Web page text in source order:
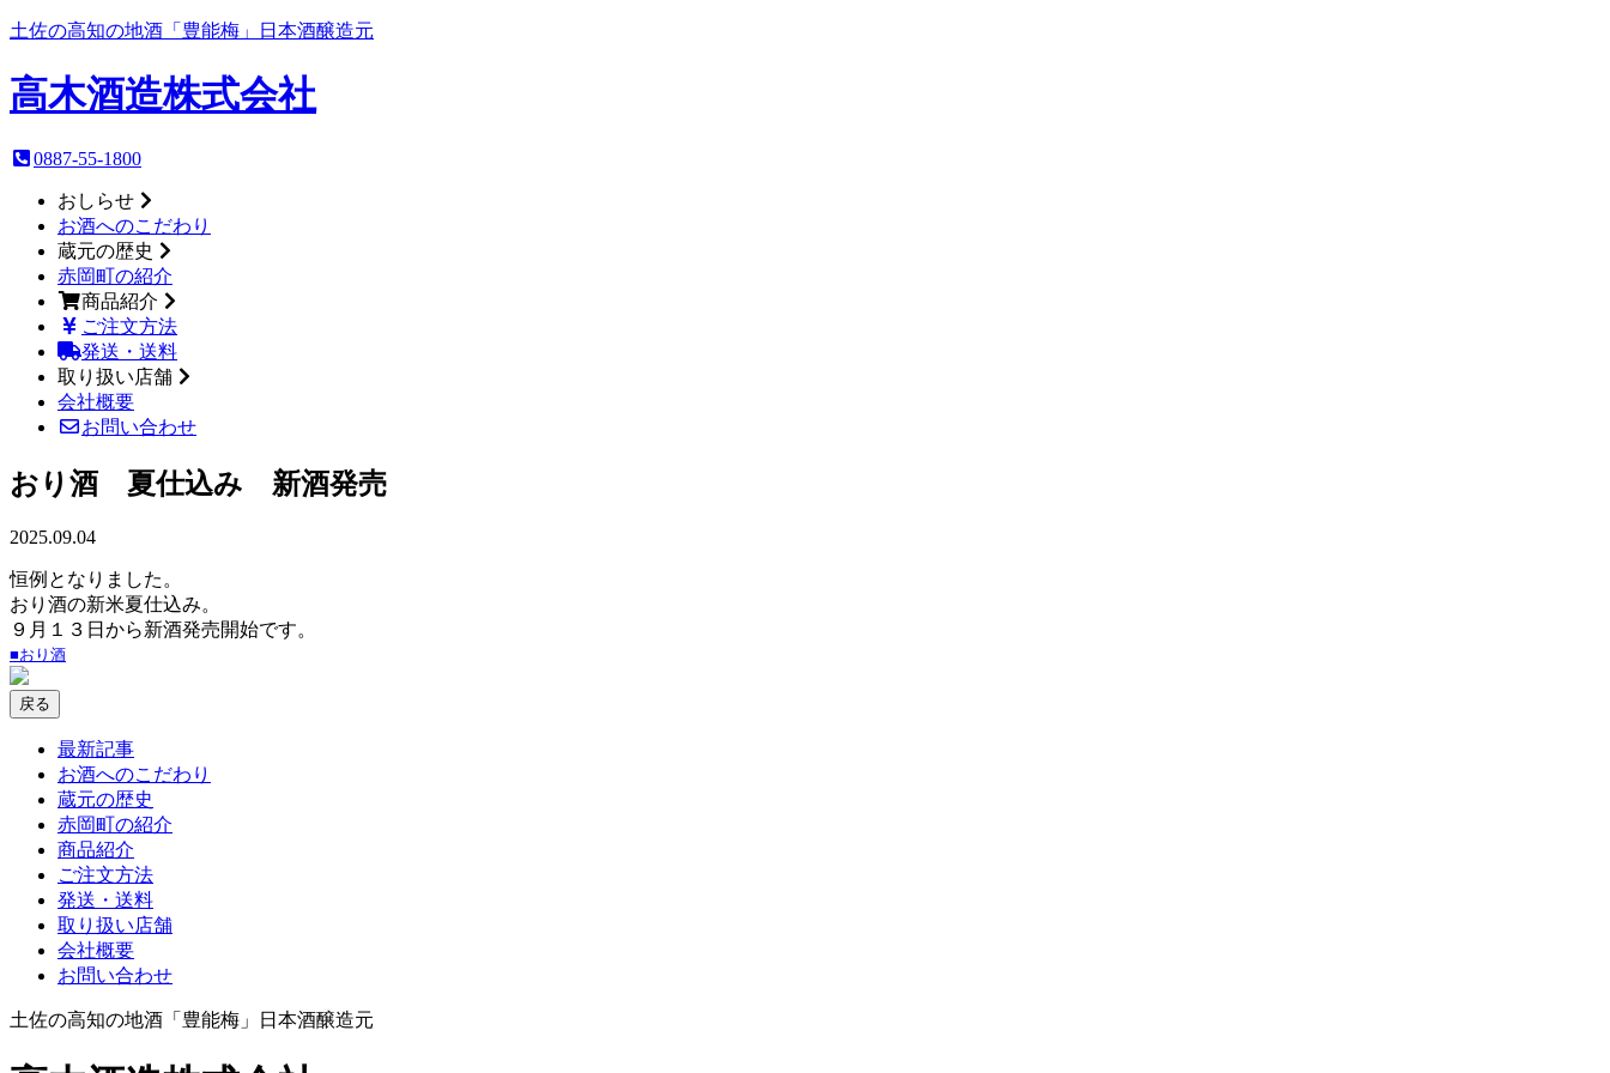
土佐の高知の地酒「豊能梅」日本酒醸造元
高木酒造株式会社
0887-55-1800
おしらせ
お酒へのこだわり
蔵元の歴史
赤岡町の紹介
商品紹介
ご注文方法
発送・送料
取り扱い店舗
会社概要
お問い合わせ
おり酒 夏仕込み 新酒発売
2025.09.04
恒例となりました。
おり酒の新米夏仕込み。
９月１３日から新酒発売開始です。
■おり酒
最新記事
お酒へのこだわり
蔵元の歴史
赤岡町の紹介
商品紹介
ご注文方法
発送・送料
取り扱い店舗
会社概要
お問い合わせ
土佐の高知の地酒「豊能梅」日本酒醸造元